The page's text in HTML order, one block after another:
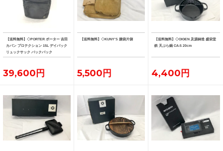
【送料無料】◇PORTER ポーター 吉田
カバン プロテクション 15L デイパック
リュックサック バックパック
39,600円
【送料無料】◇KUNY'S 腰袋片側
5,500円
【送料無料】◇OIGEN 及源鋳造 盛栄堂
鉄 天ぷら鍋 CA-5 20cm
4,400円